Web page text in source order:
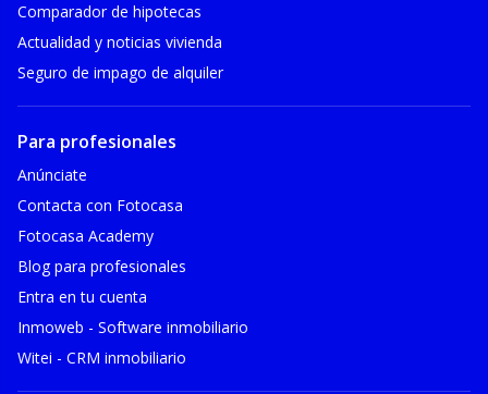
Comparador de hipotecas
Actualidad y noticias vivienda
Seguro de impago de alquiler
Para profesionales
Anúnciate
Contacta con Fotocasa
Fotocasa Academy
Blog para profesionales
Entra en tu cuenta
Inmoweb - Software inmobiliario
Witei - CRM inmobiliario